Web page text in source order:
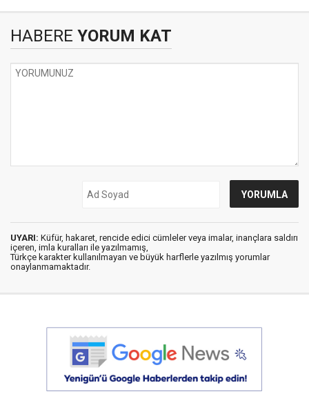
HABERE YORUM KAT
UYARI: Küfür, hakaret, rencide edici cümleler veya imalar, inançlara saldırı
içeren, imla kuralları ile yazılmamış,
Türkçe karakter kullanılmayan ve büyük harflerle yazılmış yorumlar
onaylanmamaktadır.